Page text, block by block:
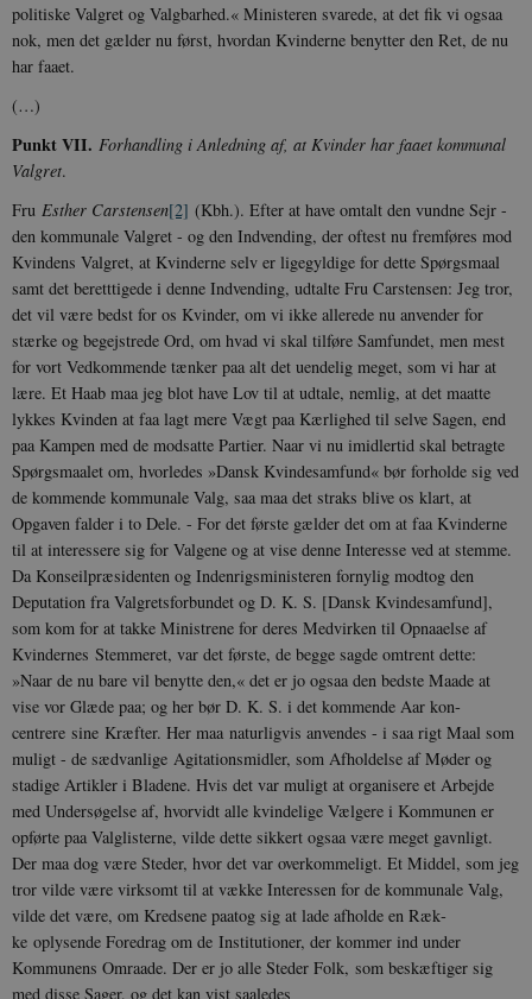
politiske Valgret og Valgbarhed.« Ministeren svarede, at det fik vi ogsaa
nok, men det gælder nu først, hvordan Kvinderne benytter den Ret, de nu
har faaet.
(…)
Punkt VII. Forhandling i Anledning af, at Kvinder har faaet kommunal
Valgret.
Fru Esther Carstensen[2] (Kbh.). Efter at have omtalt den vundne Sejr -
den kommu­nale Valgret - og den Indvending, der oftest nu fremføres mod
Kvindens Valgret, at Kvinderne selv er ligegyldige for dette Spørgsmaal
samt det beretttigede i denne Indvending, ud­talte Fru Carstensen: Jeg tror,
det vil være bedst for os Kvinder, om vi ikke allerede nu anvender for
stærke og begejstrede Ord, om hvad vi skal tilføre Samfundet, men mest
for vort Vedkommende tænker paa alt det uende­lig meget, som vi har at
lære. Et Haab maa jeg blot have Lov til at udtale, nemlig, at det maatte
lykkes Kvinden at faa lagt mere Vægt paa Kærlighed til selve Sagen, end
paa Kam­pen med de modsatte Partier. Naar vi nu imidlertid skal betragte
Spørgsmaalet om, hvorledes »Dansk Kvindesamfund« bør for­holde sig ved
de kommende kommunale Valg, saa maa det straks blive os klart, at
Opgaven falder i to Dele. - For det første gælder det om at faa Kvinderne
til at interessere sig for Valgene og at vise denne Interesse ved at stemme.
Da Konseilpræsidenten og Indenrigs­ministeren fornylig modtog den
Deputation fra Valgretsforbundet og D. K. S. [Dansk Kvindesamfund],
som kom for at takke Ministrene for deres Medvirken til Opnaaelse af
Kvindernes Stemmeret, var det første, de begge sagde omtrent dette:
»Naar de nu bare vil benytte den,« det er jo ogsaa den bedste Maade at
vise vor Glæde paa; og her bør D. K. S. i det kommende Aar kon­
centrere sine Kræfter. Her maa naturligvis anvendes - i saa rigt Maal som
muligt - de sædvanlige Agitationsmidler, som Afhol­delse af Møder og
stadige Artikler i Bladene. Hvis det var muligt at organisere et Arbejde
med Undersøgelse af, hvorvidt alle kvindelige Vælgere i Kommunen er
opførte paa Valglisterne, vilde dette sikkert ogsaa være meget gavnligt.
Der maa dog være Steder, hvor det var overkommeligt. Et Middel, som jeg
tror vilde være virksomt til at vække Interessen for de kommunale Valg,
vilde det være, om Kredsene paatog sig at lade afholde en Ræk­
ke oplysende Foredrag om de Institutioner, der kommer ind under
Kommunens Omraade. Der er jo alle Steder Folk, som beskæftiger sig
med disse Sager, og det kan vist saaledes